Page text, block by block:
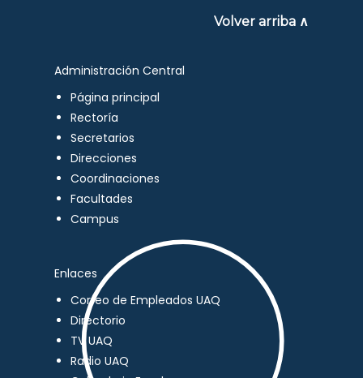
Volver arriba ∧
Administración Central
Página principal
Rectoría
Secretarios
Direcciones
Coordinaciones
Facultades
Campus
Enlaces
Correo de Empleados UAQ
Directorio
TV UAQ
Radio UAQ